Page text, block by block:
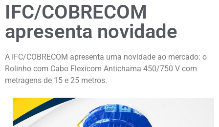
IFC/COBRECOM
apresenta novidade
A IFC/COBRECOM apresenta uma novidade ao mercado: o
Rolinho com Cabo Flexicom Antichama 450/750 V com
metragens de 15 e 25 metros.